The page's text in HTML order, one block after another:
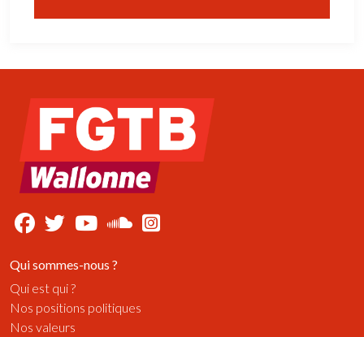
Qui sommes-nous ?
Qui est qui ?
Nos positions politiques
Nos valeurs